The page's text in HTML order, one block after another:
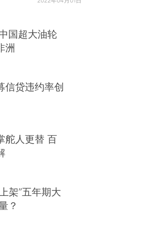
国超大油轮
洲
信贷违约率创
舵人更替 百
架”五年期大
？